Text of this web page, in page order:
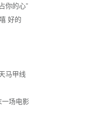
你的心”
好的
马甲线
场电影